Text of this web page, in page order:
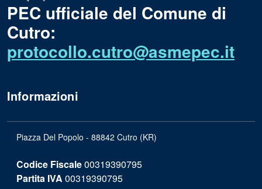
PEC ufficiale del Comune di
Cutro:
protocollo.cutro@asmepec.it
Informazioni
Piazza Del Popolo - 88842 Cutro (KR)
Codice Fiscale00319390795
Partita IVA 00319390795